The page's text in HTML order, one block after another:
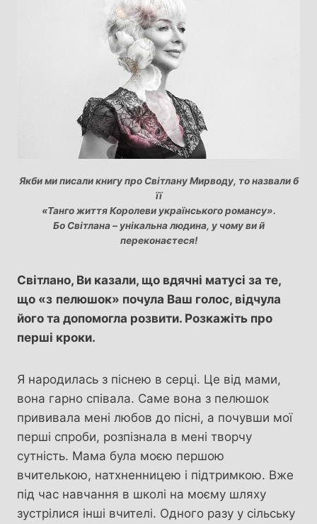
Якби ми писали книгу про Світлану Мирводу, то назвали б
її
«Танго життя Королеви українського романсу».
Бо Світлана – унікальна людина, у чому ви й
переконаєтеся!
Світлано, Ви казали, що вдячні матусі за те,
що «з пелюшок» почула Ваш голос, відчула
його та допомогла розвити. Розкажіть про
перші кроки.
Я народилась з піснею в серці. Це від мами,
вона гарно співала. Саме вона з пелюшок
прививала мені любов до пісні, а почувши мої
перші спроби, розпізнала в мені творчу
сутність. Мама була моєю першою
вчителькою, натхненницею і підтримкою. Вже
під час навчання в школі на моєму шляху
зустрілися інші вчителі. Одного разу у сільську